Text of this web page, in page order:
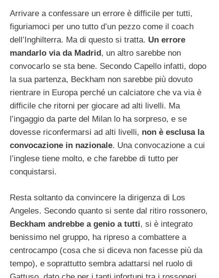
Arrivare a confessare un errore è difficile per tutti,
figuriamoci per uno tutto d’un pezzo come il coach
dell’Inghilterra. Ma di questo si tratta. Un errore
mandarlo via da Madrid, un altro sarebbe non
convocarlo se sta bene. Secondo Capello infatti, dopo
la sua partenza, Beckham non sarebbe più dovuto
rientrare in Europa perché un calciatore che va via è
difficile che ritorni per giocare ad alti livelli. Ma
l’ingaggio da parte del Milan lo ha sorpreso, e se
dovesse riconfermarsi ad alti livelli, non è esclusa la
convocazione in nazionale. Una convocazione a cui
l’inglese tiene molto, e che farebbe di tutto per
conquistarsi.
Resta soltanto da convincere la dirigenza di Los
Angeles. Secondo quanto si sente dal ritiro rossonero,
Beckham andrebbe a genio a tutti, si è integrato
benissimo nel gruppo, ha ripreso a combattere a
centrocampo (cosa che si diceva non facesse più da
tempo), e soprattutto sembra adattarsi nel ruolo di